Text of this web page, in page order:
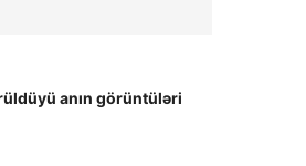
anın görüntüləri